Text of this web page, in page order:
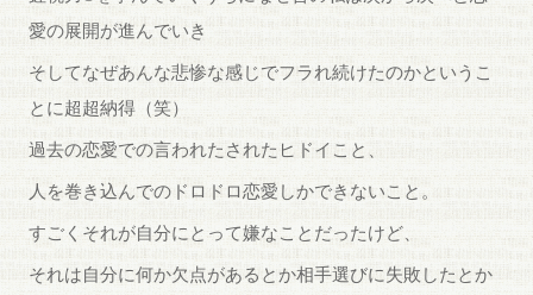
愛の展開が進んでいき
そしてなぜあんな悲惨な感じでフラれ続けたのかというこ
とに超超納得（笑）
過去の恋愛での言われたされたヒドイこと、
人を巻き込んでのドロドロ恋愛しかできないこと。
すごくそれが自分にとって嫌なことだったけど、
それは自分に何か欠点があるとか相手選びに失敗したとか